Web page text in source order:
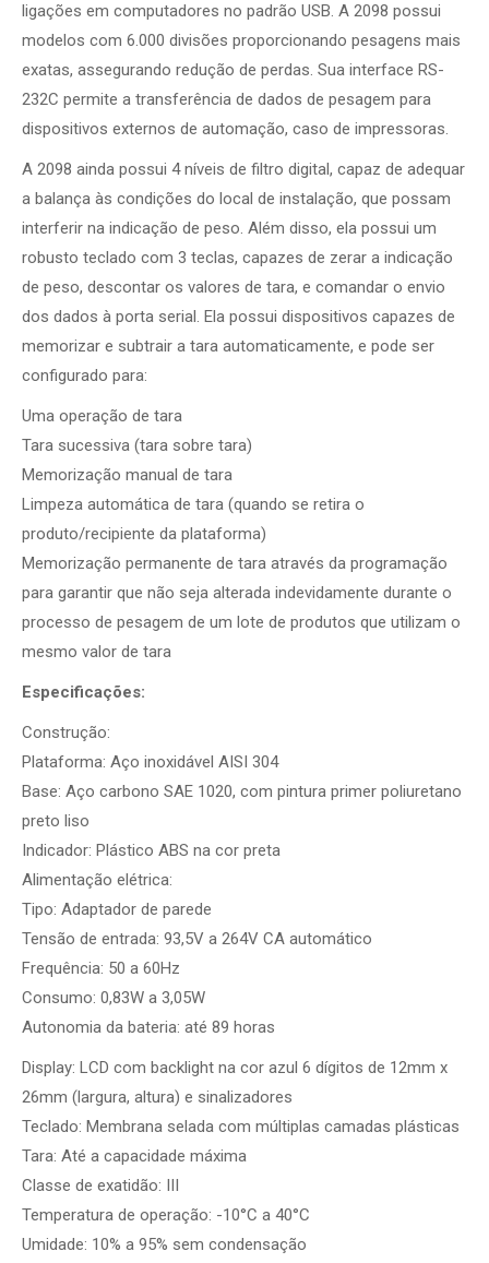
ligações em computadores no padrão USB. A 2098 possui
modelos com 6.000 divisões proporcionando pesagens mais
exatas, assegurando redução de perdas. Sua interface RS-
232C permite a transferência de dados de pesagem para
dispositivos externos de automação, caso de impressoras.
A 2098 ainda possui 4 níveis de filtro digital, capaz de adequar
a balança às condições do local de instalação, que possam
interferir na indicação de peso. Além disso, ela possui um
robusto teclado com 3 teclas, capazes de zerar a indicação
de peso, descontar os valores de tara, e comandar o envio
dos dados à porta serial. Ela possui dispositivos capazes de
memorizar e subtrair a tara automaticamente, e pode ser
configurado para:
Uma operação de tara
Tara sucessiva (tara sobre tara)
Memorização manual de tara
Limpeza automática de tara (quando se retira o
produto/recipiente da plataforma)
Memorização permanente de tara através da programação
para garantir que não seja alterada indevidamente durante o
processo de pesagem de um lote de produtos que utilizam o
mesmo valor de tara
Especificações:
Construção:
Plataforma: Aço inoxidável AISI 304
Base: Aço carbono SAE 1020, com pintura primer poliuretano
preto liso
Indicador: Plástico ABS na cor preta
Alimentação elétrica:
Tipo: Adaptador de parede
Tensão de entrada: 93,5V a 264V CA automático
Frequência: 50 a 60Hz
Consumo: 0,83W a 3,05W
Autonomia da bateria: até 89 horas
Display: LCD com backlight na cor azul 6 dígitos de 12mm x
26mm (largura, altura) e sinalizadores
Teclado: Membrana selada com múltiplas camadas plásticas
Tara: Até a capacidade máxima
Classe de exatidão: III
Temperatura de operação: -10°C a 40°C
Umidade: 10% a 95% sem condensação